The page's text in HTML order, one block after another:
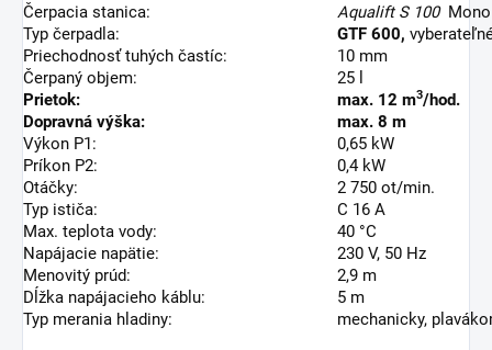
Čerpacia stanica: Aqualift S 100Mono
Typ čerpadla:
GTF 600,
Priechodnosť tuhých častíc:
10 mm
Čerpaný objem:
25 l
Prietok:
max. 12 m3/hod.
Dopravná výška:
max. 8 m
Výkon P1:
0,65 kW
Príkon P2:
0,4 kW
Otáčky:
2 750 ot/min.
Typ ističa:
C 16 A
Max. teplota vody:
40 °C
Napájacie napätie:
230 V, 50 Hz
Menovitý prúd:
2,9 m
Dĺžka napájacieho káblu:
5 m
Typ merania hladiny:
mechanicky,